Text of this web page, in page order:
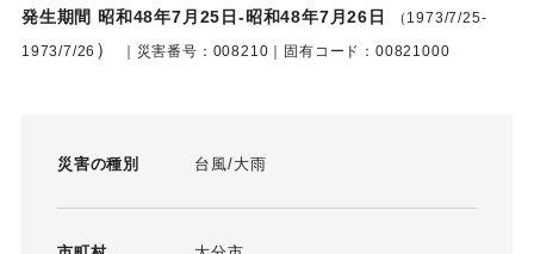
発生期間 昭和48年7月25日-昭和48年7月26日
（1973/7/25-
1973/7/26 ） ｜災害番号：008210｜固有コード：00821000
災害の種別 台風 大雨